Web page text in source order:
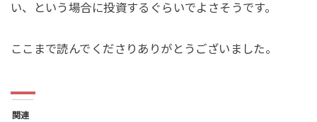
い、という場合に投資するぐらいでよさそうです。
ここまで読んでくださりありがとうございました。
関連